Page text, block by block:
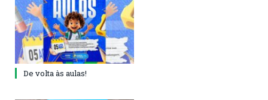
De volta às aulas!